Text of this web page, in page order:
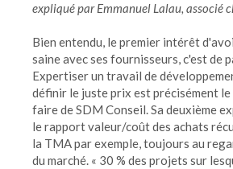
expliqué par Emmanuel Lalau, associé
Bien entendu, le premier intérêt
saine avec ses fournisseurs, c'est de
Expertiser un travail de
définir le juste prix est précisément
faire de SDM Conseil. Sa deuxième
le rapport valeur/coût des achats
la TMA par exemple, toujours au
du marché. « 30 % des projets sur